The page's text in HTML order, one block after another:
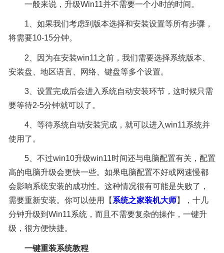
一般来说，升级Win11并不需要一个小时的时间。
1、如果我们考虑到版本选择和安装设置等所有步骤，
将需要10-15分钟。
2、因为在安装win11之前，我们需要选择系统版本、
安装盘、地区语言、网络、键盘等多个设置。
3、设置完成后会进入系统自动安装环节，这时候只需
要等待2-5分钟就可以了。
4、等待系统自动安装完成，就可以进入win11系统并
使用了。
5、不过win10升级win11时间还与电脑配置有关，配置
高的电脑升级会更快一些。如果电脑配置不好或网速慢都
会影响系统安装的成功性。这种情况很有可能是失败了，
需要重新安装。你可以使用【系统之家装机大师】，十几
分钟升级到Win11系统，而且不需要复杂的操作，一键升
级，很方便快捷。
一键重装系统教程